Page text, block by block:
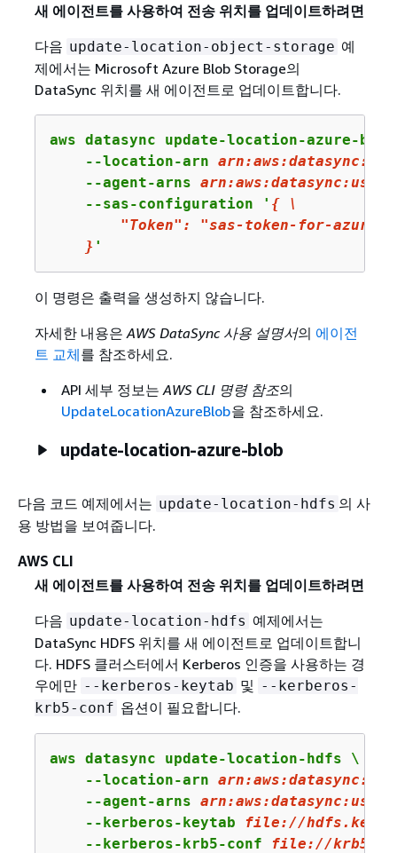
새 에이전트를 사용하여 전송 위치를 업데이트하려면
다음 update-location-object-storage 예
제에서는 Microsoft Azure Blob Storage의
DataSync 위치를 새 에이전트로 업데이트합니다.
aws datasync update-location-azure-
    --location-arn
arn:aws:datasync:
    --agent-arns
arn:aws:datasync:us-
    --sas-configuration '
{ \
"Token" : "sas-token-for-azure-
    }
'
이 명령은 출력을 생성하지 않습니다.
자세한 내용은 AWS DataSync 사용 설명서의 에이전
트 교체를 참조하세요.
API 세부 정보는 AWS CLI 명령 참조의
UpdateLocationAzureBlob을 참조하세요.
update-location-azure-blob
다음 코드 예제에서는 update-location-hdfs 의 사
용 방법을 보여줍니다.
AWS CLI
새 에이전트를 사용하여 전송 위치를 업데이트하려면
다음 update-location-hdfs 예제에서는
DataSync HDFS 위치를 새 에이전트로 업데이트합니
다. HDFS 클러스터에서 Kerberos 인증을 사용하는 경
우에만 --kerberos-keytab 및 --kerberos-
krb5-conf 옵션이 필요합니다.
aws datasync update-location-hdfs \
    --location-arn
arn:aws:datasync:
    --agent-arns
arn:aws:datasync:us-
    --kerberos-keytab
file: //
    --kerberos-krb5-conf
file://krb5